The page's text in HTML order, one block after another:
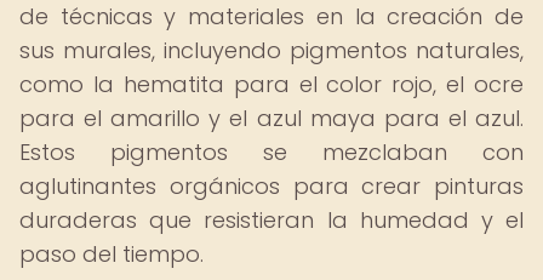
de técnicas y materiales en la creación de
sus murales, incluyendo pigmentos naturales,
como la hematita para el color rojo, el ocre
para el amarillo y el azul maya para el azul.
Estos pigmentos se mezclaban con
aglutinantes orgánicos para crear pinturas
duraderas que resistieran la humedad y el
paso del tiempo.